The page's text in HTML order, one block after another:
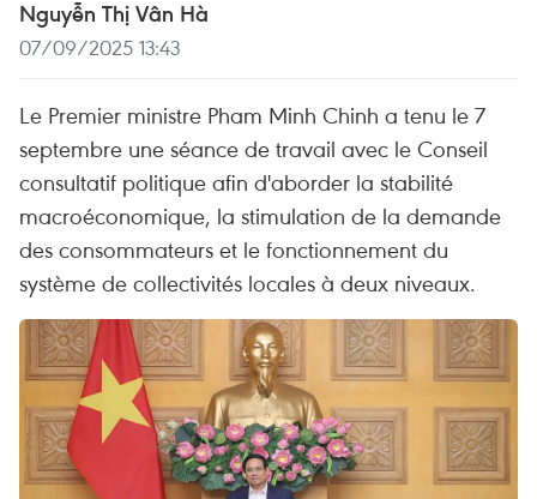
Nguyễn Thị Vân Hà
07/09/2025 13:43
Le Premier ministre Pham Minh Chinh a tenu le 7
septembre une séance de travail avec le Conseil
consultatif politique afin d'aborder la stabilité
macroéconomique, la stimulation de la demande
des consommateurs et le fonctionnement du
système de collectivités locales à deux niveaux.